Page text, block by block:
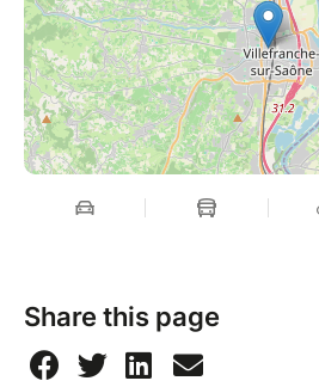
Share this page